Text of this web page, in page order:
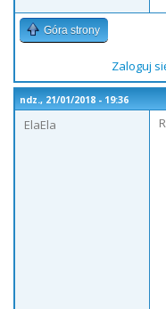
Góra strony
Zaloguj
ndz., 21/01/2018 - 19:36
ElaEla